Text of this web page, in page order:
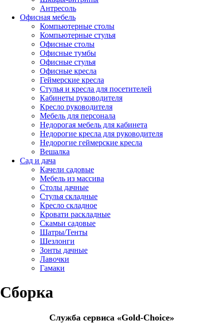
Антресоль
Офисная мебель
Компьютерные столы
Компьютерные стулья
Офисные столы
Офисные тумбы
Офисные стулья
Офисные кресла
Геймерские кресла
Стулья и кресла для посетителей
Кабинеты руководителя
Кресло руководителя
Мебель для персонала
Недорогая мебель для кабинета
Недорогие кресла для руководителя
Недорогие геймерские кресла
Вешалка
Сад и дача
Качели садовые
Мебель из массива
Столы дачные
Стулья складные
Кресло складное
Кровати раскладные
Скамьи садовые
Шатры/Тенты
Шезлонги
Зонты дачные
Лавочки
Гамаки
Сборка
Служба сервиса «Gold-Choice»